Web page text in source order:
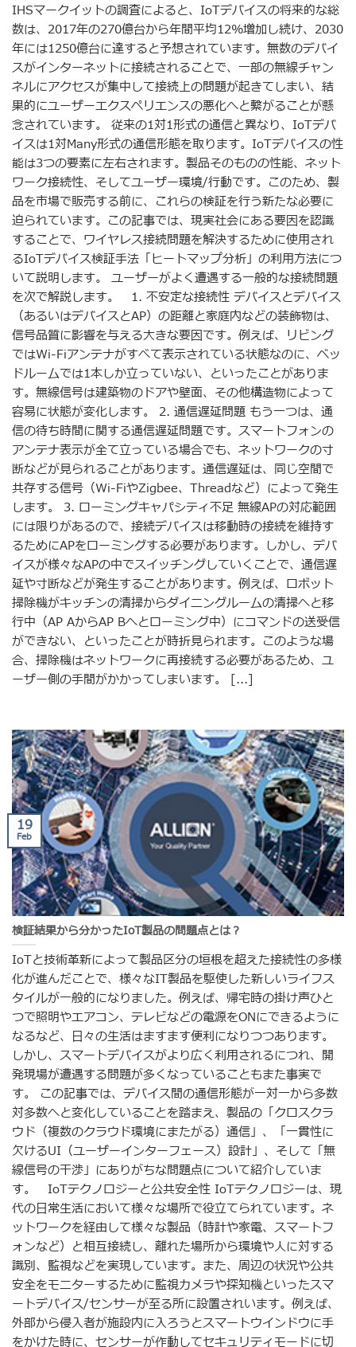
IHSマークイットの調査によると、IoTデバイスの将来的な総
数は、2017年の270億台から年間平均12%増加し続け、2030
年には1250億台に達すると予想されています。無数のデバイ
スがインターネットに接続されることで、一部の無線チャン
ネルにアクセスが集中して接続上の問題が起きてしまい、結
果的にユーザーエクスペリエンスの悪化へと繋がることが懸
念されています。 従来の1対1形式の通信と異なり、IoTデバ
イスは1対Many形式の通信形態を取ります。IoTデバイスの性
能は3つの要素に左右されます。製品そのものの性能、ネット
ワーク接続性、そしてユーザー環境/行動です。このため、製
品を市場で販売する前に、これらの検証を行う新たな必要に
迫られています。この記事では、現実社会にある要因を認識
することで、ワイヤレス接続問題を解決するために使用され
るIoTデバイス検証手法「ヒートマップ分析」の利用方法につ
いて説明します。 ユーザーがよく遭遇する一般的な接続問題
を次で解説します。 1. 不安定な接続性 デバイスとデバイス
（あるいはデバイスとAP）の距離と家庭内などの装飾物は、
信号品質に影響を与える大きな要因です。例えば、リビング
ではWi-Fiアンテナがすべて表示されている状態なのに、ベッ
ドルームでは1本しか立っていない、といったことがありま
す。無線信号は建築物のドアや壁面、その他構造物によって
容易に状態が変化します。 2. 通信遅延問題 もう一つは、通
信の待ち時間に関する通信遅延問題です。スマートフォンの
アンテナ表示が全て立っている場合でも、ネットワークの寸
断などが見られることがあります。通信遅延は、同じ空間で
共存する信号（Wi-FiやZigbee、Threadなど）によって発生
します。 3. ローミングキャパシティ不足 無線APの対応範囲
には限りがあるので、接続デバイスは移動時の接続を維持す
るためにAPをローミングする必要があります。しかし、デバ
イスが様々なAPの中でスイッチングしていくことで、通信遅
延や寸断などが発生することがあります。例えば、ロボット
掃除機がキッチンの清掃からダイニングルームの清掃へと移
行中（AP AからAP Bへとローミング中）にコマンドの送受信
ができない、といったことが時折見られます。このような場
合、掃除機はネットワークに再接続する必要があるため、ユ
ーザー側の手間がかかってしまいます。 [...]
検証結果から分かったIoT製品の問題点とは？
IoTと技術革新によって製品区分の垣根を超えた接続性の多様
化が進んだことで、様々なIT製品を駆使した新しいライフス
タイルが一般的になりました。例えば、帰宅時の掛け声ひと
つで照明やエアコン、テレビなどの電源をONにできるように
なるなど、日々の生活はますます便利になりつつあります。
しかし、スマートデバイスがより広く利用されるにつれ、開
発現場が遭遇する問題が多くなっていることもまた事実で
す。 この記事では、デバイス間の通信形態が一対一から多数
対多数へと変化していることを踏まえ、製品の「クロスクラ
ウド（複数のクラウド環境にまたがる）通信」、「一貫性に
欠けるUI（ユーザーインターフェース）設計」、そして「無
線信号の干渉」にありがちな問題点について紹介していま
す。 IoTテクノロジーと公共安全性 IoTテクノロジーは、現
代の日常生活において様々な場所で役立てられています。ネ
ットワークを経由して様々な製品（時計や家電、スマートフ
ォンなど）と相互接続し、離れた場所から環境や人に対する
識別、監視などを実現しています。また、周辺の状況や公共
安全をモニターするために監視カメラや探知機といったスマ
ートデバイス/センサーが至る所に設置されいます。例えば、
外部から侵入者が施設内に入ろうとスマートウインドウに手
をかけた時に、センサーが作動してセキュリティモードに切
19
Feb